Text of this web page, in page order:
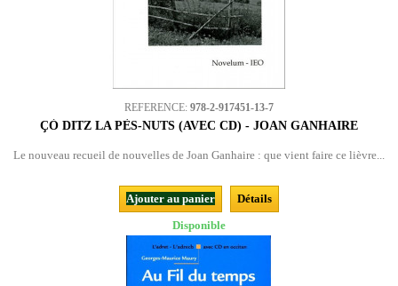
REFERENCE: 978-2-917451-13-7
ÇÒ DITZ LA PÈS-NUTS (AVEC CD) - JOAN GANHAIRE
Le nouveau recueil de nouvelles de Joan Ganhaire : que vient faire ce lièvre...
Ajouter au panier
Détails
Disponible